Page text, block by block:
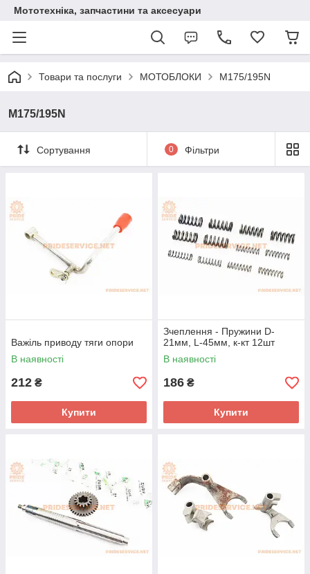
Мототехніка, запчастини та аксесуари
Товари та послуги МОТОБЛОКИ M175/195N
M175/195N
Сортування 0 Фільтри
Важіль приводу тяги опори
В наявності
212 ₴
Купити
Зчеплення - Пружини D-
21мм, L-45мм, к-кт 12шт
В наявності
186 ₴
Купити